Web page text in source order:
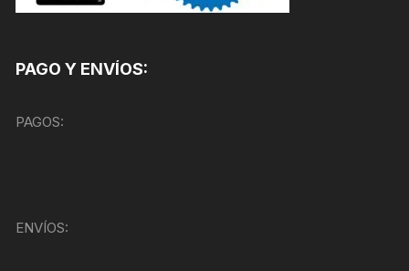
PAGO Y ENVÍOS:
PAGOS:
ENVÍOS: